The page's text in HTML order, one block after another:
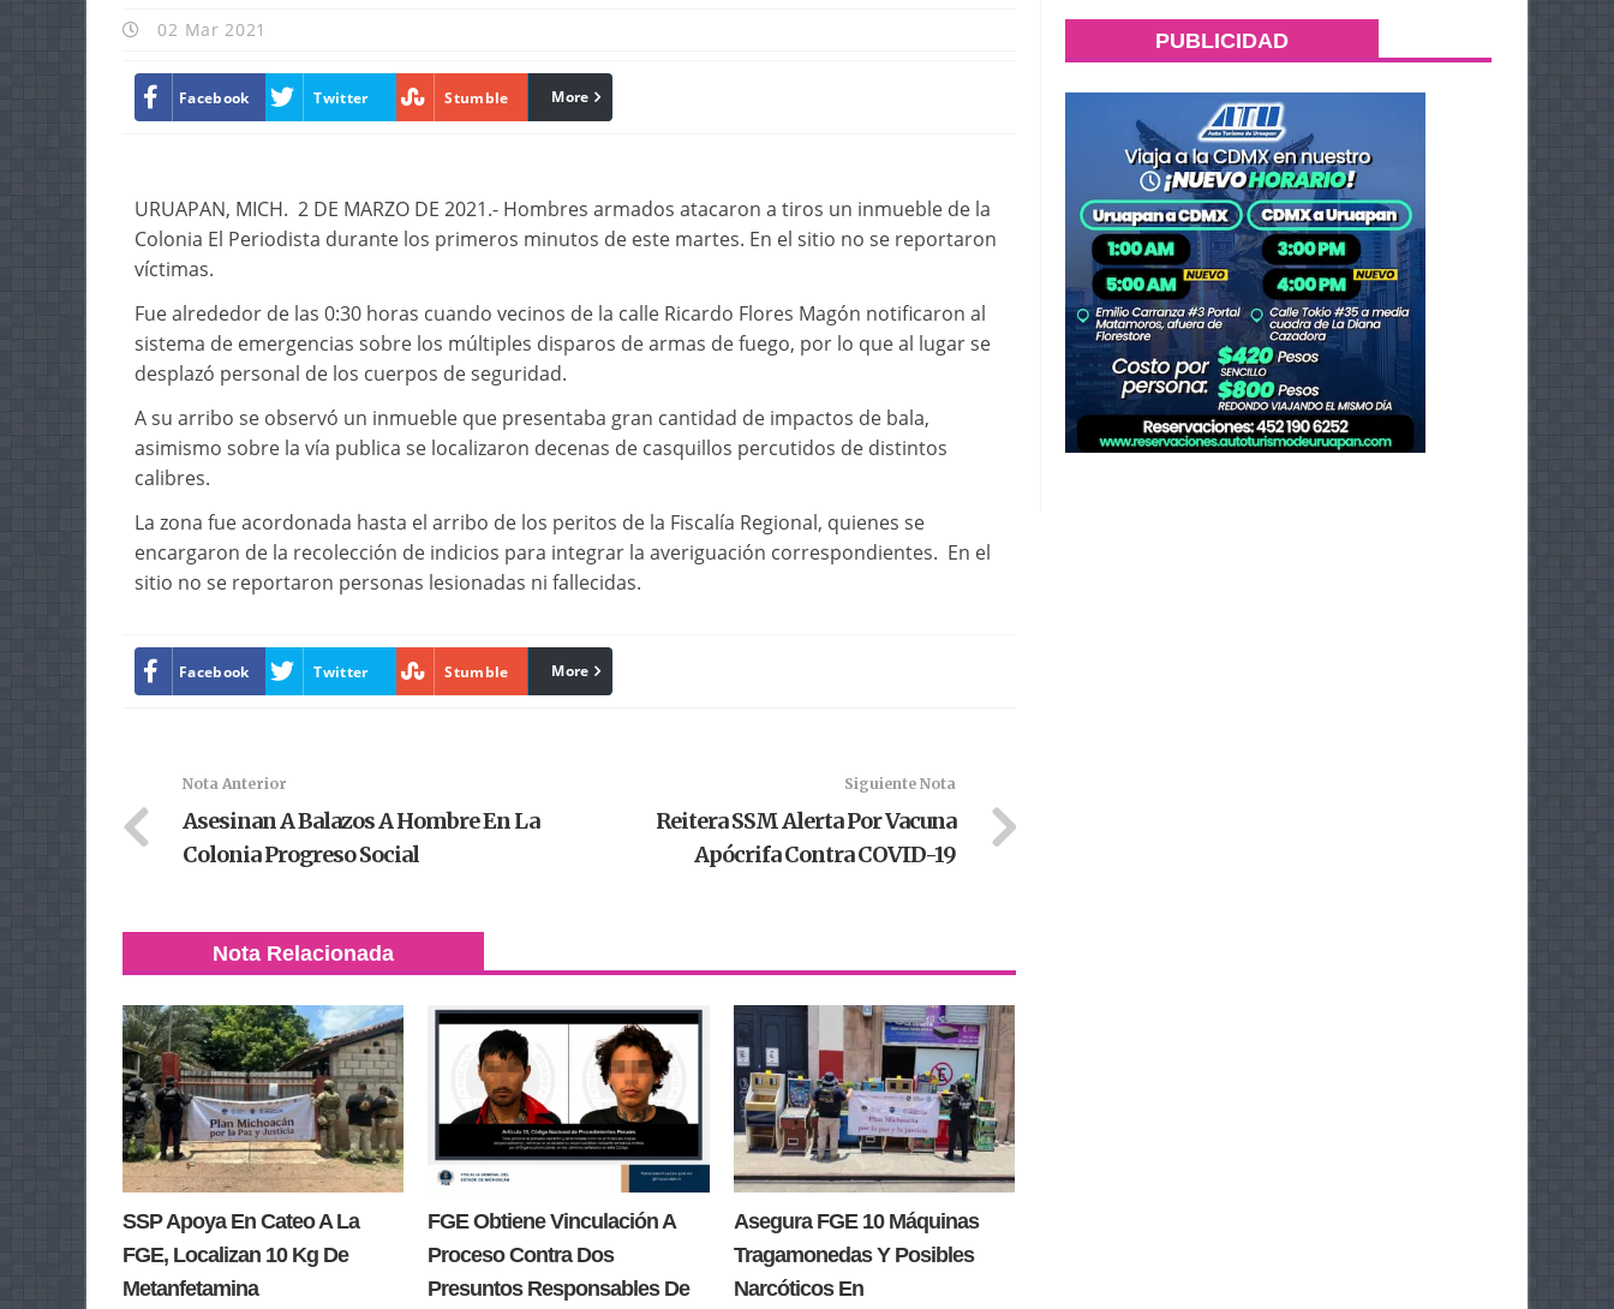
02 Mar 2021
Facebook Twitter Stumble linkedin
More
URUAPAN, MICH. 2 DE MARZO DE 2021.- Hombres armados atacaron a tiros un inmueble de la
Colonia El Periodista durante los primeros minutos de este martes. En el sitio no se reportaron
víctimas.
Fue alrededor de las 0:30 horas cuando vecinos de la calle Ricardo Flores Magón notificaron al
sistema de emergencias sobre los múltiples disparos de armas de fuego, por lo que al lugar se
desplazó personal de los cuerpos de seguridad.
A su arribo se observó un inmueble que presentaba gran cantidad de impactos de bala,
asimismo sobre la vía publica se localizaron decenas de casquillos percutidos de distintos
calibres.
La zona fue acordonada hasta el arribo de los peritos de la Fiscalía Regional, quienes se
encargaron de la recolección de indicios para integrar la averiguación correspondientes. En el
sitio no se reportaron personas lesionadas ni fallecidas.
Facebook Twitter Stumble linkedin
More
Nota Anterior
Asesinan A Balazos A Hombre En La
Colonia Progreso Social
Siguiente Nota
Reitera SSM Alerta Por Vacuna
Apócrifa Contra COVID-19
Nota Relacionada
SSP Apoya En Cateo A La
FGE, Localizan 10 Kg De
Metanfetamina
FGE Obtiene Vinculación A
Proceso Contra Dos
Presuntos Responsables De
Asegura FGE 10 Máquinas
Tragamonedas Y Posibles
Narcóticos En
PUBLICIDAD